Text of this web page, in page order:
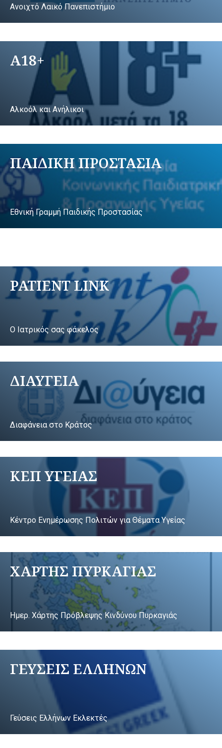
Ανοιχτό Λαικό Πανεπιστήμιο
A18+
Αλκοόλ και Ανήλικοι
ΠΑΙΔΙΚΗ ΠΡΟΣΤΑΣΙΑ
Εθνική Γραμμή Παιδικής Προστασίας
PATIENT LINK
Ο Ιατρικός σας φάκελος
ΔΙΑΥΓΕΙΑ
Διαφάνεια στο Κράτος
ΚΕΠ ΥΓΕΙΑΣ
Κέντρο Ενημέρωσης Πολιτών για Θέματα Υγείας
ΧΑΡΤΗΣ ΠΥΡΚΑΓΙΑΣ
Ημερ. Χάρτης Πρόβλεψης Κινδύνου Πυρκαγιάς
ΓΕΥΣΕΙΣ ΕΛΛΗΝΩΝ
Γεύσεις Ελλήνων Εκλεκτές